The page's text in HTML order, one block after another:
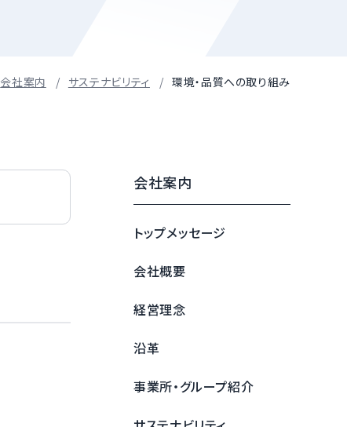
会社案内 サステナビリティ 環境・品質への取り組み
会社案内
トップメッセージ
会社概要
経営理念
沿革
事業所・グループ紹介